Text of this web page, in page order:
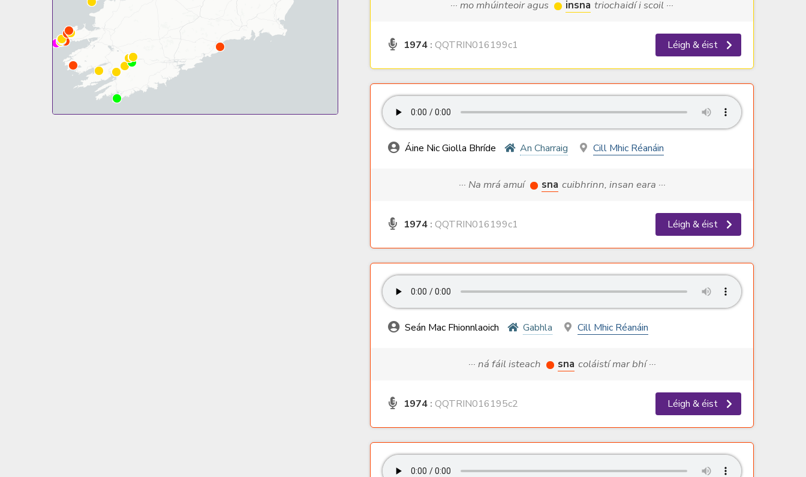
··· mo mhúinteoir agus insna triochaidí i scoil ···
1974 : QQTRIN016199c1 Léigh & éist
Áine Nic Giolla Bhríde An Charraig Cill Mhic Réanáin
··· Na mrá amuí sna cuibhrinn, insan eara ···
1974 : QQTRIN016199c1 Léigh & éist
Seán Mac Fhionnlaoich Gabhla Cill Mhic Réanáin
··· ná fáil isteach sna coláistí mar bhí ···
1974 : QQTRIN016195c2 Léigh & éist